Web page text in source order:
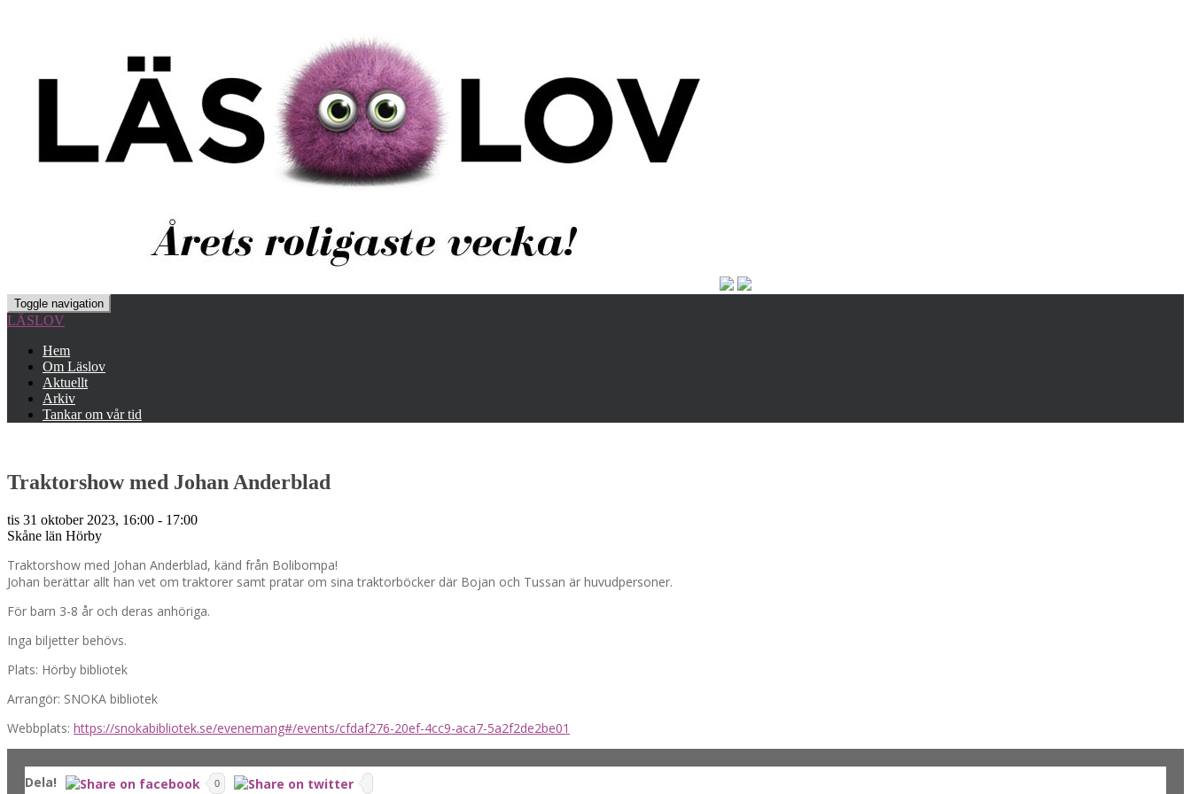
Toggle navigation
LÄSLOV
Hem
Om Läslov
Aktuellt
Arkiv
Tankar om vår tid
Traktorshow med Johan Anderblad
tis 31 oktober 2023, 16:00 - 17:00
Skåne län Hörby
Traktorshow med Johan Anderblad, känd från Bolibompa!
Johan berättar allt han vet om traktorer samt pratar om sina traktorböcker där Bojan och Tussan är huvudpersoner.
För barn 3-8 år och deras anhöriga.
Inga biljetter behövs.
Plats: Hörby bibliotek
Arrangör: SNOKA bibliotek
Webbplats: https://snokabibliotek.se/evenemang#/events/cfdaf276-20ef-4cc9-aca7-5a2f2de2be01
Dela! 0